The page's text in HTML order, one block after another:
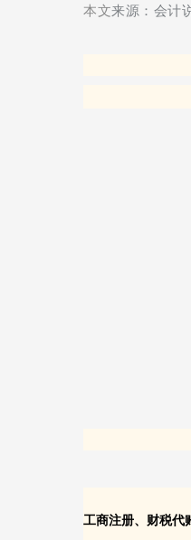
本文来源：会计
工商注册、财税代